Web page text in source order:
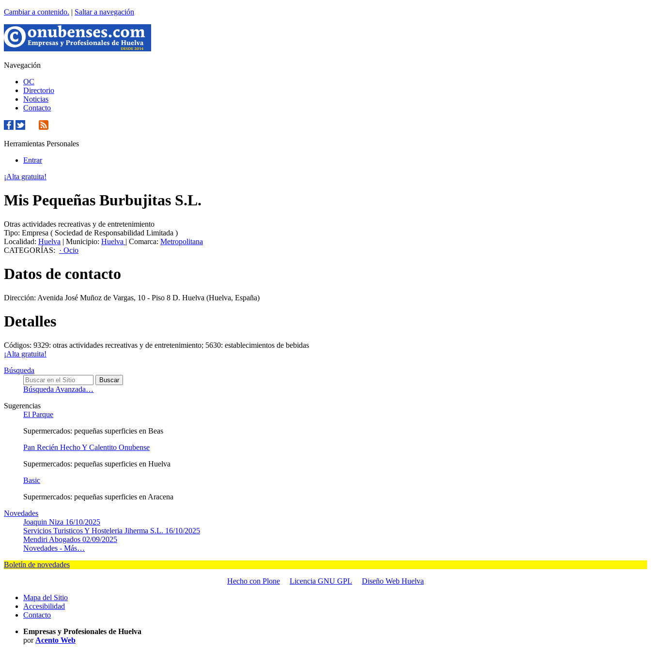
Cambiar a contenido. | Saltar a navegación
Navegación
OC
Directorio
Noticias
Contacto
Herramientas Personales
Entrar
¡Alta gratuita!
Mis Pequeñas Burbujitas S.L.
Otras actividades recreativas y de entretenimiento
Tipo: Empresa ( Sociedad de Responsabilidad Limitada )
Localidad: Huelva | Municipio: Huelva | Comarca: Metropolitana
CATEGORÍAS: · Ocio
Datos de contacto
Dirección: Avenida José Muñoz de Vargas, 10 - Piso 8 D. Huelva (Huelva, España)
Detalles
Códigos: 9329: otras actividades recreativas y de entretenimiento; 5630: establecimientos de bebidas
¡Alta gratuita!
Búsqueda
Búsqueda Avanzada…
Sugerencias
El Parque
Supermercados: pequeñas superficies en Beas
Pan Recién Hecho Y Calentito Onubense
Supermercados: pequeñas superficies en Huelva
Basic
Supermercados: pequeñas superficies en Aracena
Novedades
Joaquin Niza 16/10/2025
Servicios Turisticos Y Hosteleria Jiherma S.L. 16/10/2025
Mendiri Abogados 02/09/2025
Novedades - Más…
Boletín de novedades
Hecho con Plone
Licencia GNU GPL
Diseño Web Huelva
Mapa del Sitio
Accesibilidad
Contacto
Empresas y Profesionales de Huelva
por Acento Web